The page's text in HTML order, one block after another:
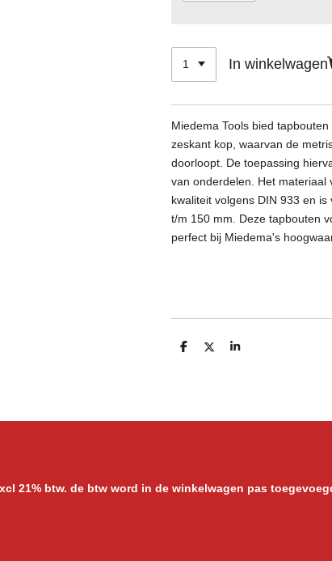
In winkelwagen
Miedema Tools bied
zeskant kop, waarvan de
doorloopt. De toepassing
van onderdelen. Het materiaal
kwaliteit volgens DIN 933 en
t/m 150 mm. Deze tapbouten
perfect bij Miedema's
D
D
S
21% btw. de btw word in de winkelwagen pas